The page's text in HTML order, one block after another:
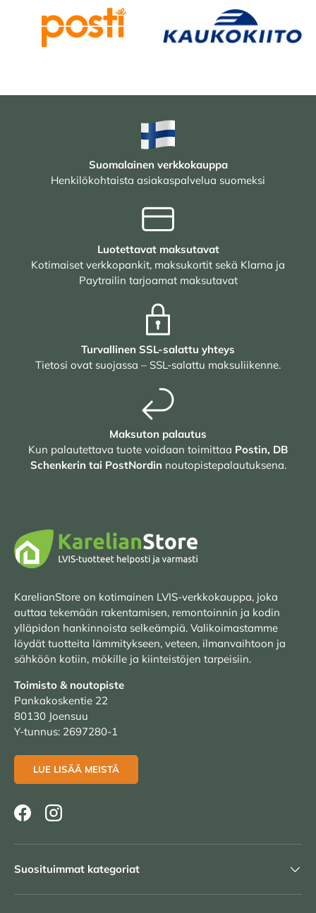
Suomalainen verkkokauppa
Henkilökohtaista asiakaspalvelua suomeksi
Luotettavat maksutavat
Kotimaiset verkkopankit, maksukortit sekä Klarna ja
Paytrailin tarjoamat maksutavat
Turvallinen SSL-salattu yhteys
Tietosi ovat suojassa – SSL-salattu maksuliikenne.
Maksuton palautus
Kun palautettava tuote voidaan toimittaa Postin, DB
Schenkerin tai PostNordin noutopistepalautuksena.
KarelianStore on kotimainen LVIS-verkkokauppa, joka
auttaa tekemään rakentamisen, remontoinnin ja kodin
ylläpidon hankinnoista selkeämpiä. Valikoimastamme
löydät tuotteita lämmitykseen, veteen, ilmanvaihtoon ja
sähköön kotiin, mökille ja kiinteistöjen tarpeisiin.
Toimisto & noutopiste
Pankakoskentie 22
80130 Joensuu
Y-tunnus: 2697280-1
LUE LISÄÄ MEISTÄ
FacebookInstagram
Suosituimmat kategoriat